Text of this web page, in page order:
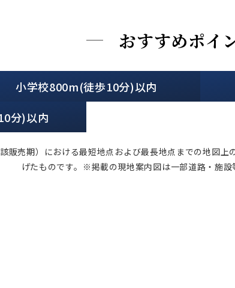
おすすめポイ
小学校800m(徒歩10分)以内
分)以内
販売期）における最短地点および最長地点までの地図
げたものです。※掲載の現地案内図は一部道路・施設